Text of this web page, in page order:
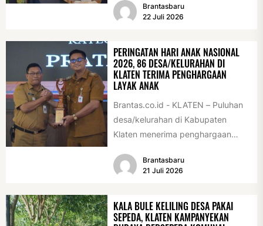
Acara ini digelar...
Brantasbaru
22 Juli 2026
PERINGATAN HARI ANAK NASIONAL
2026, 86 DESA/KELURAHAN DI
KLATEN TERIMA PENGHARGAAN
LAYAK ANAK
Brantas.co.id - KLATEN – Puluhan
desa/kelurahan di Kabupaten
Klaten menerima penghargaan
2026. Penghargaan tersebut
Brantasbaru
21 Juli 2026
KALA BULE KELILING DESA PAKAI
SEPEDA, KLATEN KAMPANYEKAN